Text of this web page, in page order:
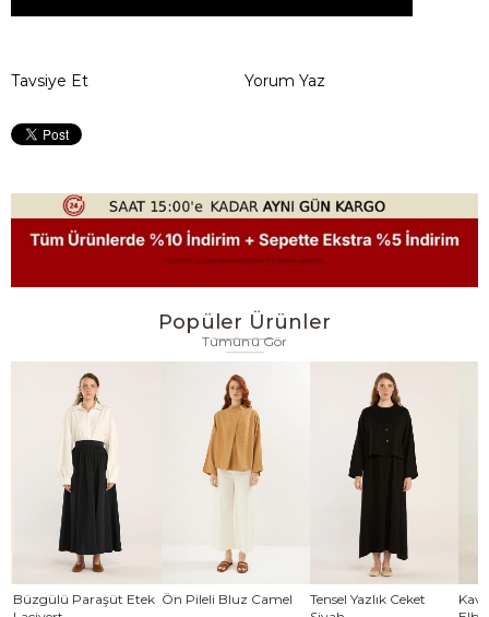
Tavsiye Et Yorum Yaz
Popüler Ürünler
Tümünü Gör
Büzgülü Paraşüt Etek Ön Pileli Bluz Camel
Tensel Yazlık Ceket